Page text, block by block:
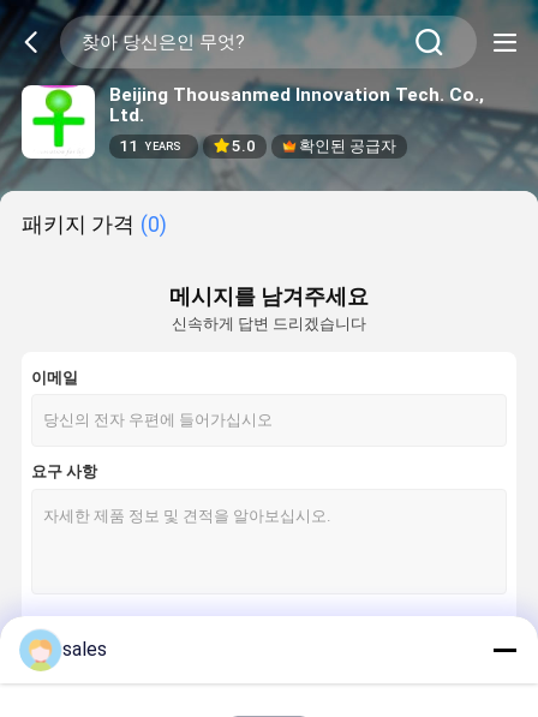
Beijing Thousanmed Innovation Tech. Co.,
Ltd.
11 YEARS 5.0 확인된 공급자
패키지 가격 (0)
메시지를 남겨주세요
신속하게 답변 드리겠습니다
이메일
요구 사항
sales